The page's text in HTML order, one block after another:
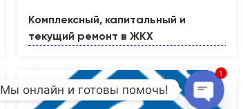
Комплексный, капитальный и
текущий ремонт в ЖКХ
Мы онлайн и готовы помочь!
1